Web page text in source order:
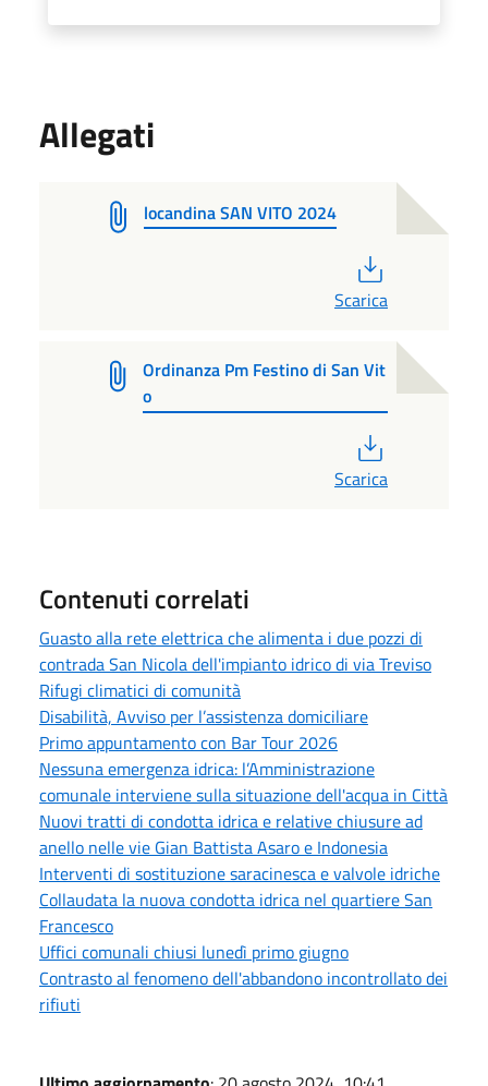
Allegati
locandina SAN VITO 2024
Scarica
Ordinanza Pm Festino di San Vit
o
Scarica
Contenuti correlati
Guasto alla rete elettrica che alimenta i due pozzi di
contrada San Nicola dell'impianto idrico di via Treviso
Rifugi climatici di comunità
Disabilità, Avviso per l’assistenza domiciliare
Primo appuntamento con Bar Tour 2026
Nessuna emergenza idrica: l’Amministrazione
comunale interviene sulla situazione dell'acqua in Città
Nuovi tratti di condotta idrica e relative chiusure ad
anello nelle vie Gian Battista Asaro e Indonesia
Interventi di sostituzione saracinesca e valvole idriche
Collaudata la nuova condotta idrica nel quartiere San
Francesco
Uffici comunali chiusi lunedì primo giugno
Contrasto al fenomeno dell'abbandono incontrollato dei
rifiuti